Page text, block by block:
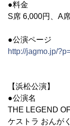
●料金
S席 6,000円、A
●公演ページ
http://jagmo.jp/
【浜松公演】
●公演名
THE LEGEND
ケストラ おんが